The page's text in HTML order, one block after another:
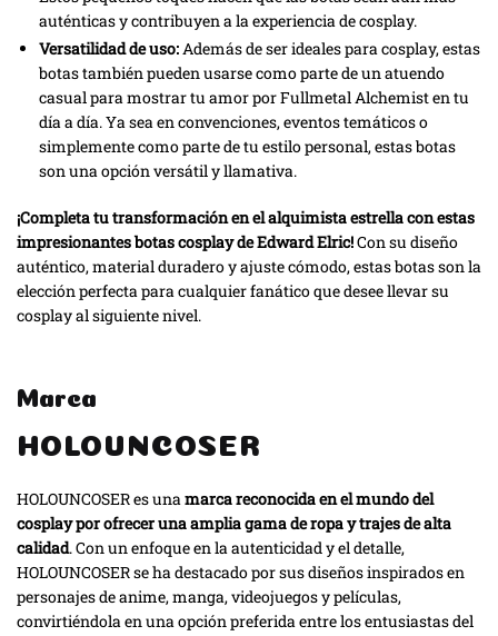
auténticas y contribuyen a la experiencia de cosplay.
Versatilidad de uso:Además de ser ideales para cosplay, estas
botas también pueden usarse como parte de un atuendo
casual para mostrar tu amor por Fullmetal Alchemist en tu
día a día. Ya sea en convenciones, eventos temáticos o
simplemente como parte de tu estilo personal, estas botas
son una opción versátil y llamativa.
¡Completa tu transformación en el alquimista estrella con estas
impresionantes botas cosplay de Edward Elric!Con su diseño
auténtico, material duradero y ajuste cómodo, estas botas son la
elección perfecta para cualquier fanático que desee llevar su
cosplay al siguiente nivel.
Marca
HOLOUNCOSER
HOLOUNCOSER es unamarca reconocida en el mundo del
cosplay por ofrecer una amplia gama de ropa y trajes de alta
calidad. Con un enfoque en la autenticidad y el detalle,
HOLOUNCOSER se ha destacado por sus diseños inspirados en
personajes de anime, manga, videojuegos y películas,
convirtiéndola en una opción preferida entre los entusiastas del